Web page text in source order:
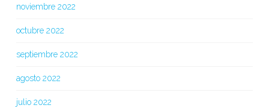
noviembre 2022
octubre 2022
septiembre 2022
agosto 2022
julio 2022